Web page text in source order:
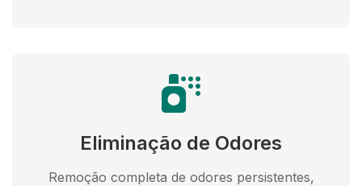
Eliminação de Odores
Remoção completa de odores persistentes,